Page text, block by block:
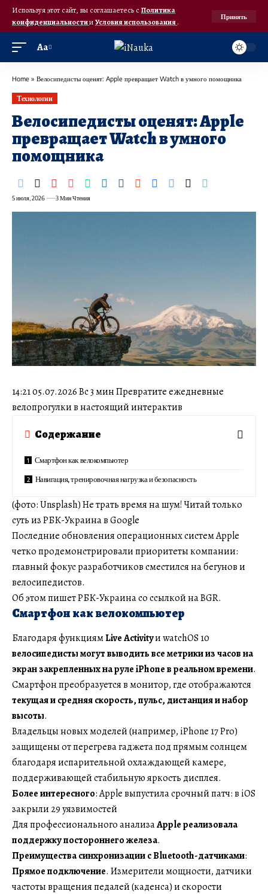
Используя этот сайт, вы соглашаетесь с Политика
конфиденциальностииУсловия использования.
Принять
Аа
Home » Велосипедисты оценят: Apple превращает Watch в умного помощника
Технологии
Велосипедисты оценят: Apple
превращает Watch в умного
помощника
5 июля, 2026 3 Мин Чтения
14:21 05.07.2026 Вс 3 мин Превратите ежедневные
велопрогулки в настоящий интерактив
Содержание
Смартфон как велокомпьютер
Навигация, тренировочная нагрузка и безопасность
(фото: Unsplash) Не трать время на шум! Читай только
суть из РБК-Украина в Google
Последние обновления операционных систем Apple
четко продемонстрировали приоритеты компании:
главный фокус разработчиков сместился на бегунов и
велосипедистов.
Об этом пишет РБК-Украина со ссылкой на BGR.
Смартфон как велокомпьютер
Благодаря функциямLive Activityи watchOS 10
велосипедисты могут выводить все метрики из часов на
экран закрепленных на руле iPhone в реальном времени.
Смартфон преобразуется в монитор, где отображаются
текущая и средняя скорость, пульс, дистанция и набор
высоты.
Владельцы новых моделей (например, iPhone 17 Pro)
защищены от перегрева гаджета под прямым солнцем
благодаря испарительной охлаждающей камере,
поддерживающей стабильную яркость дисплея.
Более интересного: Apple выпустила срочный патч: в iOS
закрыли 29 уязвимостей
Для профессионального анализаApple реализовала
поддержку постороннего железа.
Преимущества синхронизации с Bluetooth-датчиками:
Прямое подключение. Измерители мощности, датчики
частоты вращения педалей (каденса) и скорости